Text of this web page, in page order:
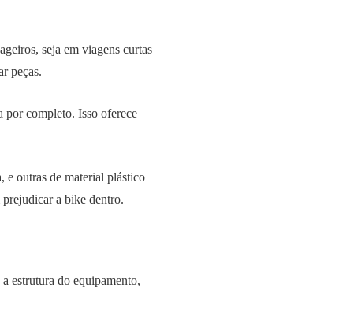
seja em viagens curtas
peças.
por completo. Isso oferece
e outras de material plástico
a bike dentro.
estrutura do equipamento,